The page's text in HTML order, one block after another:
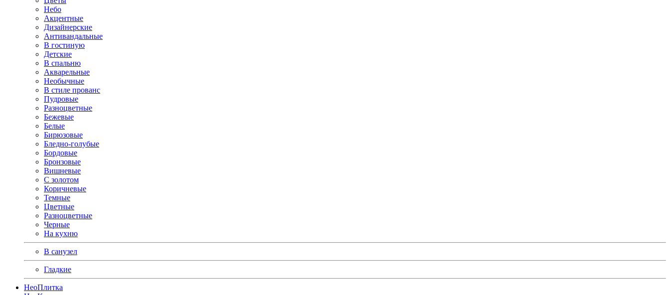
Небо
Акцентные
Дизайнерские
Антивандальные
В гостиную
Детские
В спальню
Акварельные
Необычные
В стиле прованс
Пудровые
Разноцветные
Бежевые
Белые
Бирюзовые
Бледно-голубые
Бордовые
Бронзовые
Вишневые
С золотом
Коричневые
Темные
Цветные
Разноцветные
Черные
На кухню
В санузел
Гладкие
НеоПлитка